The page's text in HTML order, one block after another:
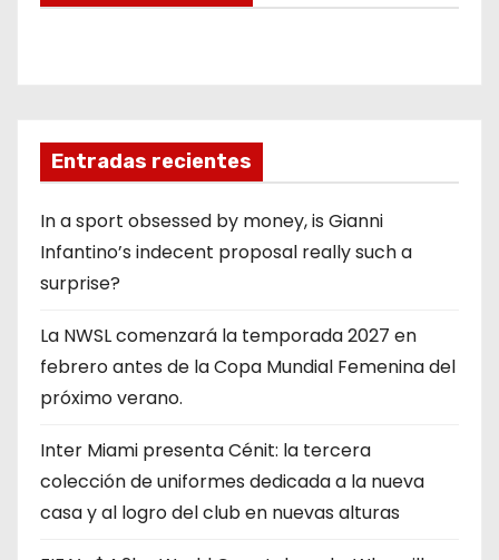
Entradas recientes
In a sport obsessed by money, is Gianni
Infantino’s indecent proposal really such a
surprise?
La NWSL comenzará la temporada 2027 en
febrero antes de la Copa Mundial Femenina del
próximo verano.
Inter Miami presenta Cénit: la tercera
colección de uniformes dedicada a la nueva
casa y al logro del club en nuevas alturas